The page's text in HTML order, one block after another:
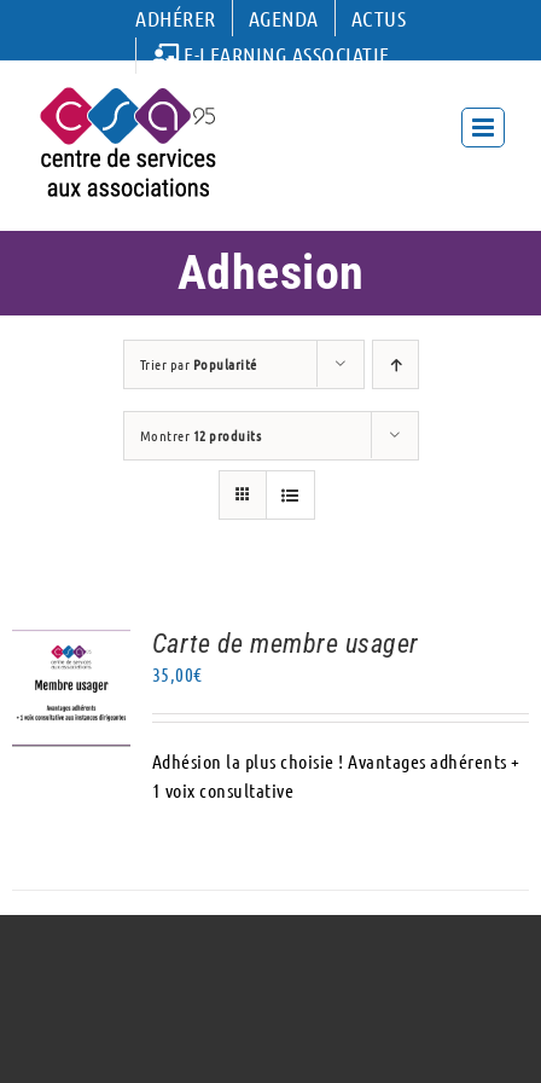
ADHÉRER AGENDA
ACTUS
E-LEARNING ASSOCIATIF
Adhesion
Trier par Popularité
Montrer 12 produits
AJOUTER AU
PANIER
/
DÉTAILS
Carte de membre usager
35,00€
Adhésion la plus choisie ! Avantages adhérents +
1 voix consultative